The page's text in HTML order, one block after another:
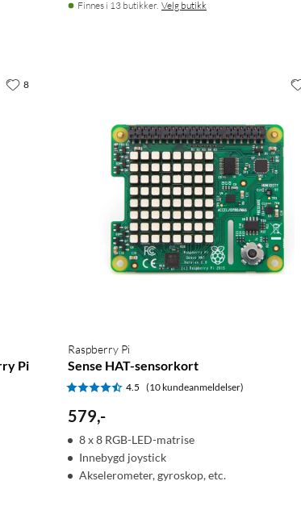
Finnes i 13 butikker. Velg butikk
Pi
8
Raspberry Pi
Sense HAT-sensorkort
4.5 (10 kundeanmeldelser)
579,-
8 x 8 RGB-LED-matrise
Innebygd joystick
Akselerometer, gyroskop, etc.